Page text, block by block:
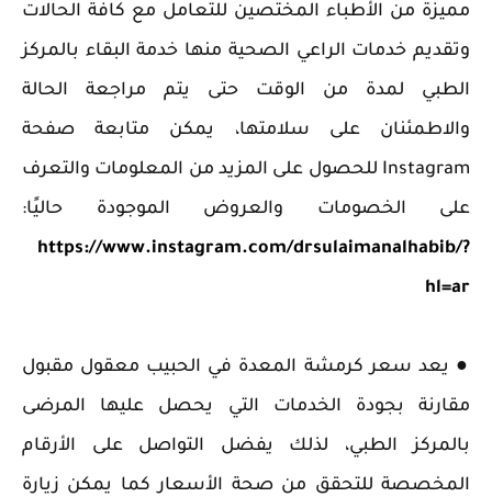
مميزة من الأطباء المختصين للتعامل مع كافة الحالات
وتقديم خدمات الراعي الصحية منها خدمة البقاء بالمركز
الطبي لمدة من الوقت حتى يتم مراجعة الحالة
والاطمئنان على سلامتها، يمكن متابعة صفحة
Instagram للحصول على المزيد من المعلومات والتعرف
على الخصومات والعروض الموجودة حاليًا:
https://www.instagram.com/drsulaimanalhabib/?
hl=ar
‏● يعد سعر كرمشة المعدة في الحبيب معقول مقبول
مقارنة بجودة الخدمات التي يحصل عليها المرضى
بالمركز الطبي، لذلك يفضل التواصل على الأرقام
المخصصة للتحقق من صحة الأسعار كما يمكن زيارة